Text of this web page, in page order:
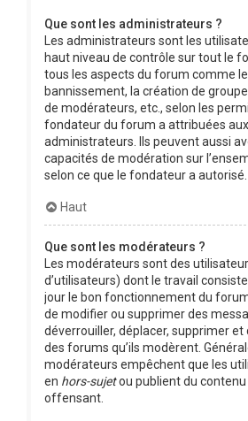
Que sont les administrateurs ?
Les administrateurs sont les
haut niveau de contrôle sur tout le
tous les aspects du forum comme
bannissement, la création de
de modérateurs, etc., selon les
fondateur du forum a attribuées
administrateurs. Ils peuvent aussi
capacités de modération sur
selon ce que le fondateur a autorisé.
Haut
Que sont les modérateurs ?
Les modérateurs sont des
d’utilisateurs) dont le travail
jour le bon fonctionnement du
de modifier ou supprimer des
déverrouiller, déplacer, supprimer et
des forums qu’ils modèrent.
modérateurs empêchent que les
en hors-sujetou publient du
offensant.